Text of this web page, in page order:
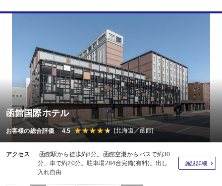
函館国際ホテル
お客様の総合評価 4.5 [北海道／函館]
アクセス
函館駅から徒歩約8分。函館空港からバスで約30
分、車で約20分。駐車場284台完備(有料)。出し
入れ自由
施設詳細